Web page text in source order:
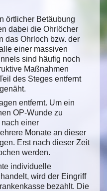
örtlicher Betäubung
dabei die Ohrlöcher
das Ohrloch bzw. der
einer massiven
sind häufig noch
Maßnahmen
des Steges entfernt
entfernt. Um ein
OP-Wunde zu
einer
Monate an dieser
Erst nach dieser Zeit
werden.
individuelle
wird der Eingriff
bezahlt. Die